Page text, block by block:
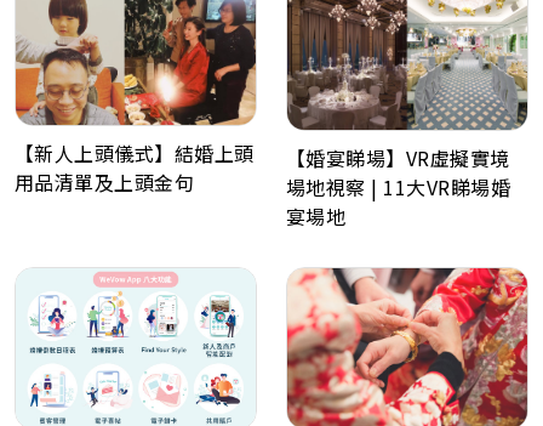
【新人上頭儀式】結婚上頭
用品清單及上頭金句
【婚宴睇場】VR虛擬實境
場地視察 | 11大VR睇場婚
宴場地